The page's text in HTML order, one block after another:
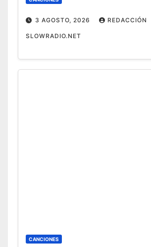
3 AGOSTO, 2026 REDACCIÓN
SLOWRADIO.NET
CANCIONES